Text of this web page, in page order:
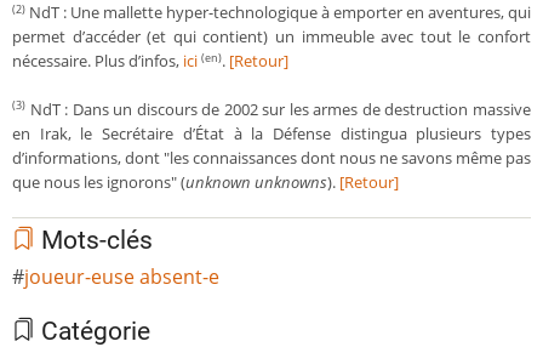
(2) NdT : Une mallette hyper-technologique à emporter en aventures, qui
permet d’accéder (et qui contient) un immeuble avec tout le confort
nécessaire. Plus d’infos, ici (en). [Retour]
(3) NdT : Dans un discours de 2002 sur les armes de destruction massive
en Irak, le Secrétaire d’État à la Défense distingua plusieurs types
d’informations, dont "les connaissances dont nous ne savons même pas
que nous les ignorons" (unknown unknowns). [Retour]
Mots-clés
joueur-euse absent-e
Catégorie